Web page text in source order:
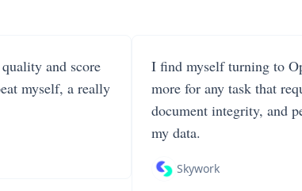
and score
myself, a really
I find myself turning to
more for any task that
document integrity, and
my data.
Skywork